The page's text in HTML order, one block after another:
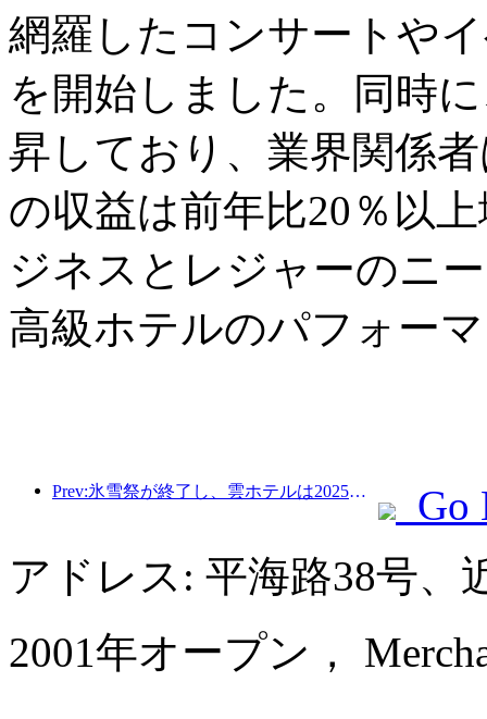
網羅したコンサートや
を開始しました。同時
昇しており、業界関係
の収益は前年比20％以
ジネスとレジャーのニ
高級ホテルのパフォー
Prev:氷雪祭が終了し、雲ホテルは2025年の最初の「富」の波を持ち帰った
Go
アドレス: 平海路38号、
2001年オープン，